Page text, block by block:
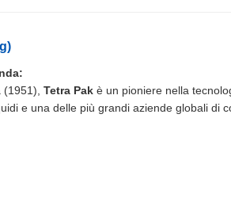
Tetra Pak è un pioniere nella
e una delle più grandi aziende globali di